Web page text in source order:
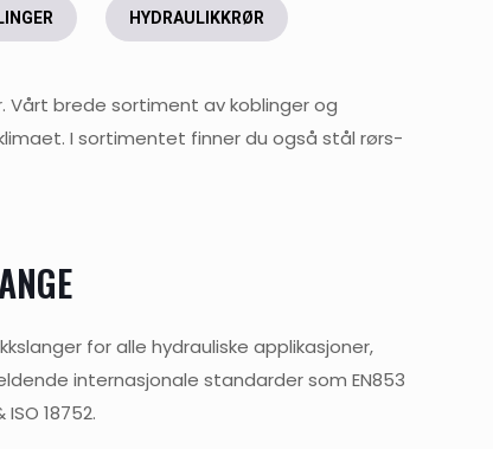
HYDRAULIKKRØR
Vårt brede sortiment av koblinger og
I sortimentet finner du også stål rørs-
for alle hydrauliske applikasjoner,
internasjonale standarder som EN853
ISO 18752.